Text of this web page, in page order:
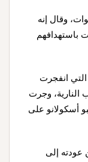
وقال إنه
باستهدافهم
التي انفجرت
النارية، وجرت
أسكولانو على
نحو 20 دقيقة من عودته إلى